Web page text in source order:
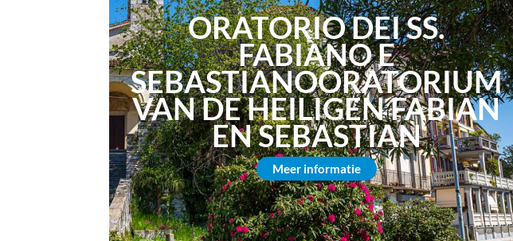
ORATORIO DEI SS.
FABIANO E
SEBASTIANOORATORIUM
VAN DE HEILIGEN FABIAN
EN SEBASTIAN
Meer informatie